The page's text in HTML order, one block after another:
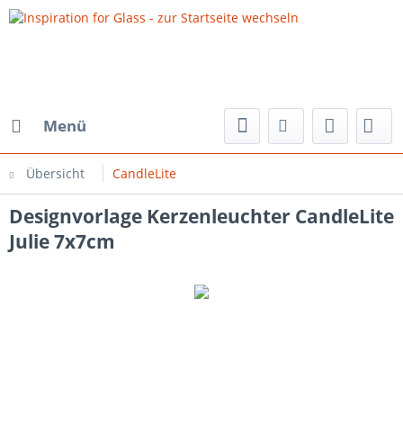
Menü
Übersicht CandleLite
Designvorlage Kerzenleuchter CandleLite
Julie 7x7cm